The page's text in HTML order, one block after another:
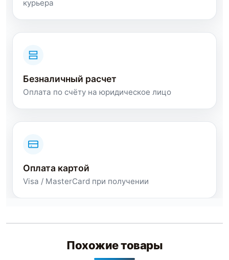
курьера
Безналичный расчет
Оплата по счёту на юридическое лицо
Оплата картой
Visa / MasterCard при получении
Похожие товары